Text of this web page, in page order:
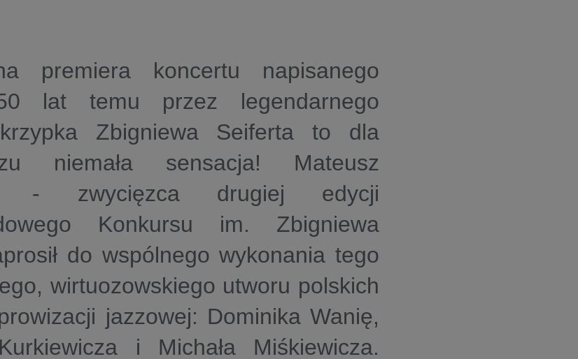
premiera koncertu napisanego
lat temu przez legendarnego
Zbigniewa Seiferta to dla
niemała sensacja! Mateusz
- zwycięzca drugiej edycji
Konkursu im. Zbigniewa
do wspólnego wykonania tego
wirtuozowskiego utworu polskich
jazzowej: Dominika Wanię,
i Michała Miśkiewicza.